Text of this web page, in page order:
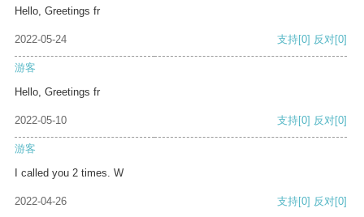
Hello, Greetings fr
2022-05-24 支持[0] 反对[0]
游客
Hello, Greetings fr
2022-05-10 支持[0] 反对[0]
游客
I called you 2 times. W
2022-04-26 支持[0] 反对[0]